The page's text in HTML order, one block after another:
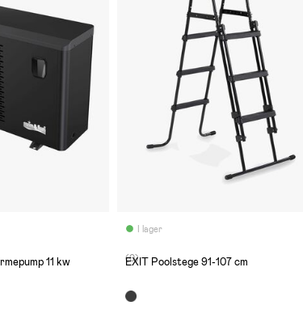
11 kw
I lager
(0) EXIT Poolstege 91-107 cm